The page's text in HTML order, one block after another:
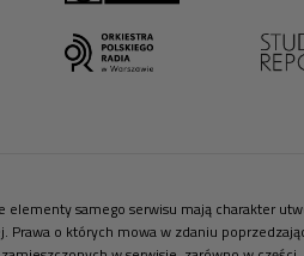
samego serwisu mają charakter
o których mowa w zdaniu